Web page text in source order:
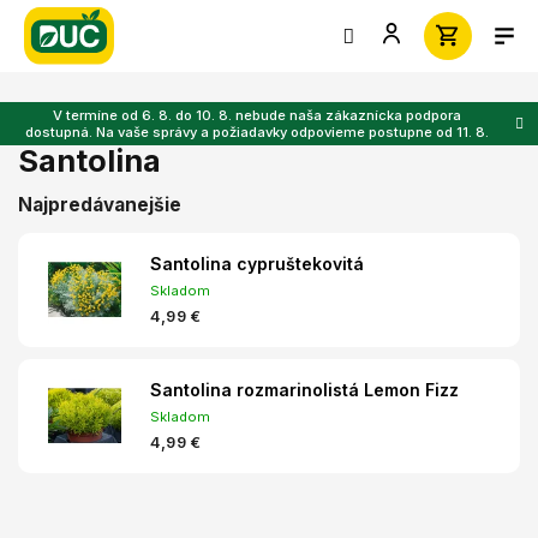
Prejsť
obsah
V termíne od 6. 8. do 10. 8. nebude naša zákaznícka podpora
dostupná. Na vaše správy a požiadavky odpovieme postupne od 11. 8.
Santolina
Najpredávanejšie
Santolina cypruštekovitá
Skladom
4,99 €
Santolina rozmarinolistá Lemon Fizz
Skladom
4,99 €